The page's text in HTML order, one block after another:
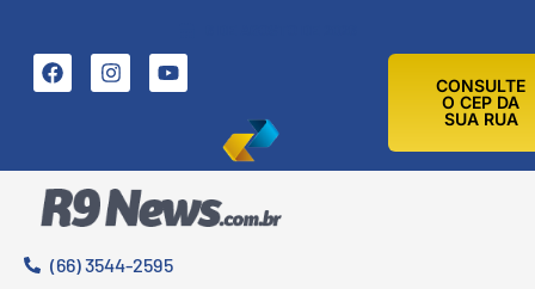
CONSULTE
O CEP DA
SUA RUA
(66) 3544-2595